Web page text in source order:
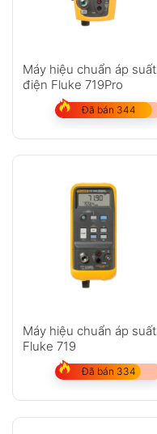
Máy hiệu chuẩn áp suất
điện Fluke 719Pro
Đã bán 344
Máy hiệu chuẩn áp suất
Fluke 719
Đã bán 334